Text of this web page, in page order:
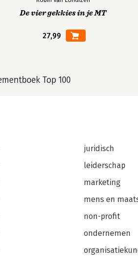
De vier gekkies in je MT
27,99
Top 100
juridisch
leiderschap
marketing
mens en
non-profit
ondernemen